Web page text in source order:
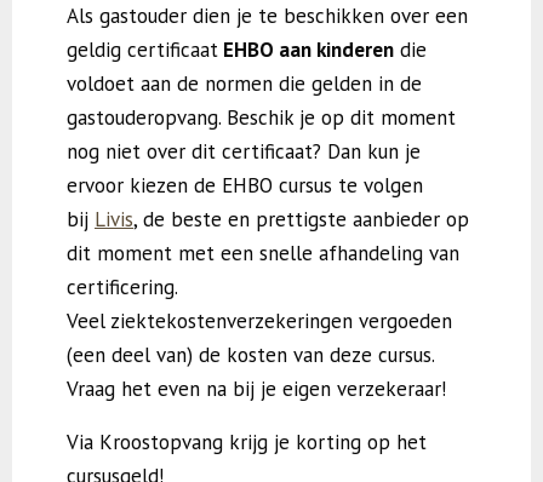
Als gastouder dien je te beschikken over een
geldig certificaat EHBO aan kinderen die
voldoet aan de normen die gelden in de
gastouderopvang. Beschik je op dit moment
nog niet over dit certificaat? Dan kun je
ervoor kiezen de EHBO cursus te volgen
bij Livis, de beste en prettigste aanbieder op
dit moment met een snelle afhandeling van
certificering.
Veel ziektekostenverzekeringen vergoeden
(een deel van) de kosten van deze cursus.
Vraag het even na bij je eigen verzekeraar!
Via Kroostopvang krijg je korting op het
cursusgeld!